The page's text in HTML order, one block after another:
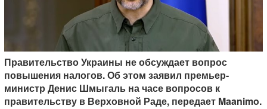
Правительство Украины не обсуждает вопрос
повышения налогов. Об этом заявил премьер-
министр Денис Шмыгаль на часе вопросов к
правительству в Верховной Раде, передает Maanimo.